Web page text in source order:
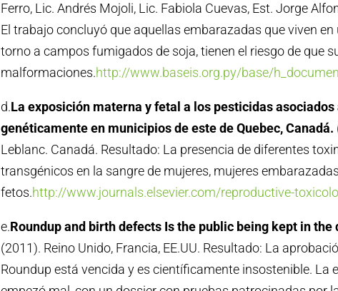
Ferro, Lic. Andrés Mojoli, Lic. Fabiola Cuevas, Est. Jorge
El trabajo concluyó que aquellas embarazadas que viven
torno a campos fumigados de soja, tienen el riesgo de que
malformaciones.http://www.baseis.org.py/base/
d.La exposición materna y fetal a los pesticidas
genéticamente en municipios de este de Quebec, Canadá.
Leblanc. Canadá. Resultado: La presencia de diferentes
transgénicos en la sangre de mujeres, mujeres
fetos.http://www.journals.elsevier.com/reproductive-
e.Roundup and birth defects Is the public being kept in the
(2011). Reino Unido, Francia, EE.UU. Resultado: La
Roundup está vencida y es científicamente insostenible. La